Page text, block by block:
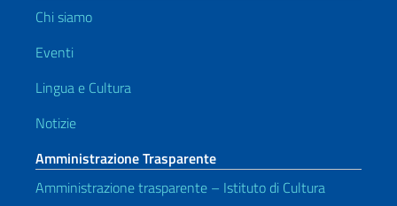
Chi siamo
Eventi
Lingua e Cultura
Notizie
Amministrazione Trasparente
Amministrazione trasparente – Istituto di Cultura